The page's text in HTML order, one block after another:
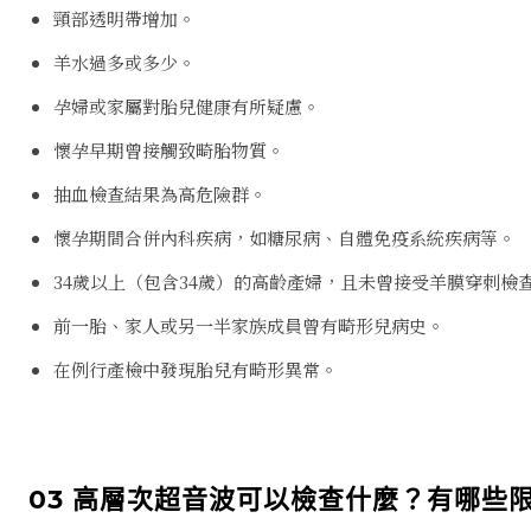
頸部透明帶增加。
羊水過多或多少。
孕婦或家屬對胎兒健康有所疑慮。
懷孕早期曾接觸致畸胎物質。
抽血檢查結果為高危險群。
懷孕期間合併內科疾病，如糖尿病、自體免疫系統疾病等。
34歲以上（包含34歲）的高齡產婦，且未曾接受羊膜穿刺檢
前一胎、家人或另一半家族成員曾有畸形兒病史。
在例行產檢中發現胎兒有畸形異常。
03 高層次超音波可以檢查什麼？有哪些